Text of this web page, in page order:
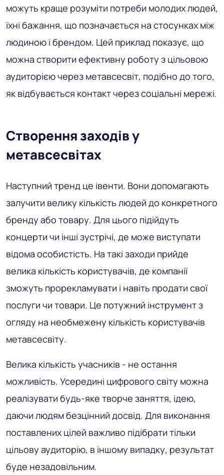
можуть краще розуміти потреби молодих людей,
їхні бажання, що позначається на стосунках між
людиною і брендом. Цей приклад показує, що
можна створити ефективну роботу з цільовою
аудиторією через метавсесвіт, подібно до того,
як відбувається контакт через соціальні мережі.
Створення заходів у
метавсесвітах
Наступний тренд це івенти. Вони допомагають
залучити велику кількість людей до конкретного
бренду або товару. Для цього підійдуть
концерти чи інші зустрічі, де може виступати
відома особистість. На такі заходи прийде
велика кількість користувачів, де компанії
зможуть прорекламувати і навіть продати свої
послуги чи товари. Це потужний інструмент з
огляду на необмежену кількість користувачів
метавсесвіту.
Велика кількість учасників - не остання
можливість. Усередині цифрового світу можна
реалізувати будь-яке творче заняття, ідею,
даючи людям безцінний досвід. Для виконання
поставлених цілей важливо підібрати тільки
цільову аудиторію, в іншому випадку, результат
буде незадовільним.